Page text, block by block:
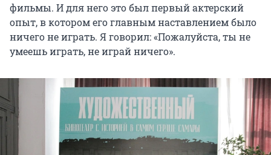
фильмы. И для него это был первый актерский
опыт, в котором его главным наставлением было
ничего не играть. Я говорил: «Пожалуйста, ты не
умеешь играть, не играй ничего».